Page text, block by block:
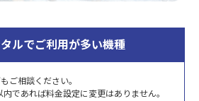
ルでご利用が多い機種
ご相談ください。
であれば料金設定に変更はありません。